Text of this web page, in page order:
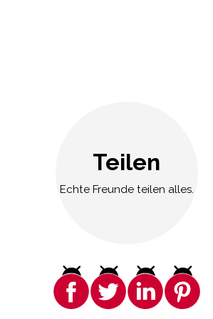
Teilen
Echte Freunde teilen alles.